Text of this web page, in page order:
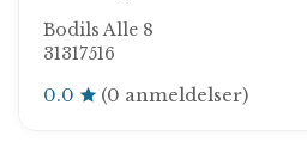
Bodils Alle 8
31317516
0.0 (0 anmeldelser)